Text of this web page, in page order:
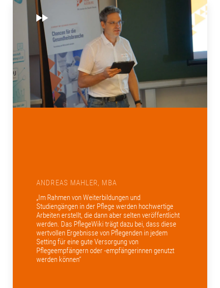
ANDREAS MAHLER, MBA
„Im Rahmen von Weiterbildungen und
Studiengängen in der Pflege werden hochwertige
Arbeiten erstellt, die dann aber selten veröffentlicht
werden. Das PflegeWiki trägt dazu bei, dass diese
wertvollen Ergebnisse von Pflegenden in jedem
Setting für eine gute Versorgung von
Pflegeempfängern oder -empfängerinnen genutzt
werden können“